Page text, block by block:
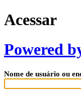
Acessar
Powered
Nome de usuário ou